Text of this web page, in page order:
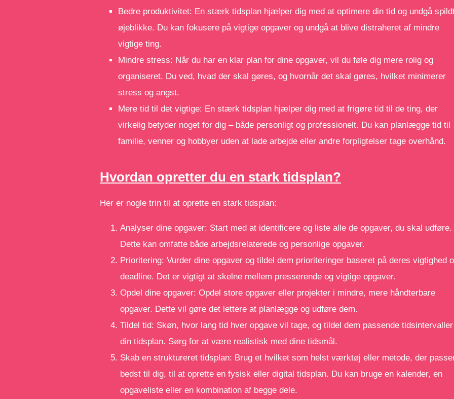
Bedre produktivitet: En stærk tidsplan hjælper dig med at optimere din tid og undgå
øjeblikke. Du kan fokusere på vigtige opgaver og undgå at blive distraheret af mindre
vigtige ting.
Mindre stress: Når du har en klar plan for dine opgaver, vil du føle dig mere rolig og
organiseret. Du ved, hvad der skal gøres, og hvornår det skal gøres, hvilket minimerer
stress og angst.
Mere tid til det vigtige: En stærk tidsplan hjælper dig med at frigøre tid til de ting, der
virkelig betyder noget for dig – både personligt og professionelt. Du kan planlægge tid til
familie, venner og hobbyer uden at lade arbejde eller andre forpligtelser tage overhånd.
Hvordan opretter du en stark tidsplan?
Her er nogle trin til at oprette en stark tidsplan:
Analyser dine opgaver: Start med at identificere og liste alle de opgaver, du skal udføre.
Dette kan omfatte både arbejdsrelaterede og personlige opgaver.
Prioritering: Vurder dine opgaver og tildel dem prioriteringer baseret på deres vigtighed
deadline. Det er vigtigt at skelne mellem presserende og vigtige opgaver.
Opdel dine opgaver: Opdel store opgaver eller projekter i mindre, mere håndterbare
opgaver. Dette vil gøre det lettere at planlægge og udføre dem.
Tildel tid: Skøn, hvor lang tid hver opgave vil tage, og tildel dem passende
din tidsplan. Sørg for at være realistisk med dine tidsmål.
Skab en struktureret tidsplan: Brug et hvilket som helst værktøj eller metode, der
bedst til dig, til at oprette en fysisk eller digital tidsplan. Du kan bruge en kalender, en
opgaveliste eller en kombination af begge dele.